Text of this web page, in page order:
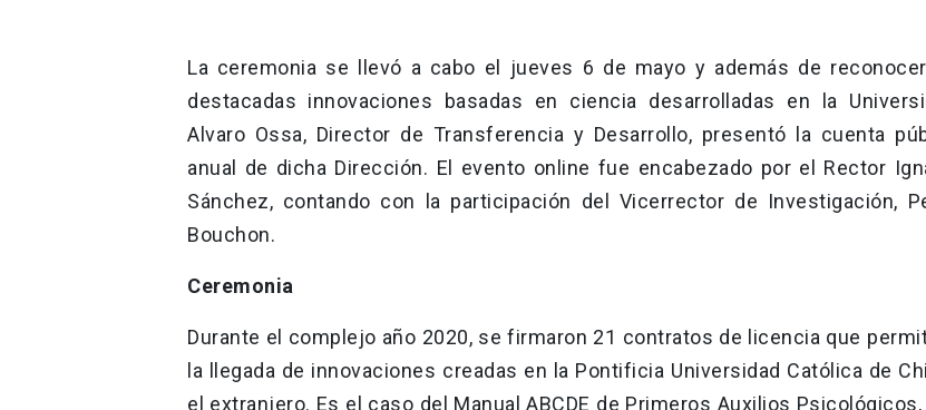
La ceremonia se llevó a cabo el jueves 6 de mayo y además de
destacadas innovaciones basadas en ciencia desarrolladas en la
Alvaro Ossa, Director de Transferencia y Desarrollo, presentó la cuenta
anual de dicha Dirección. El evento online fue encabezado por el Rector
Sánchez, contando con la participación del Vicerrector de Investigación,
Bouchon.
Ceremonia
Durante el complejo año 2020, se firmaron 21 contratos de licencia que
la llegada de innovaciones creadas en la Pontificia Universidad Católica de
el extranjero. Es el caso del Manual ABCDE de Primeros Auxilios Psicológicos,